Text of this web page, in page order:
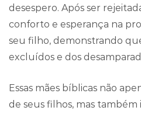
desespero. Após ser
conforto e esperança na
seu filho, demonstrando
excluídos e dos
Essas mães bíblicas não
de seus filhos, mas